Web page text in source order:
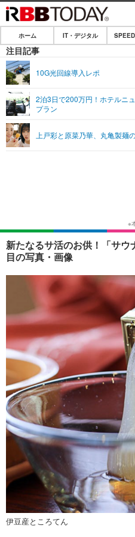
ホーム
IT・デジタル
ショッピング
SPEED TEST
エンタメ
エンタメTOP
ショッピング
ライフ
ホーム IT・デジタル
注目記事
10G光回線導入レポ
2泊3日で200万円！ホテルニ
プラン
上戸彩と原菜乃華、丸亀製麺
新たなるサ活のお供！「サ
目の写真・画像
伊豆産ところてん